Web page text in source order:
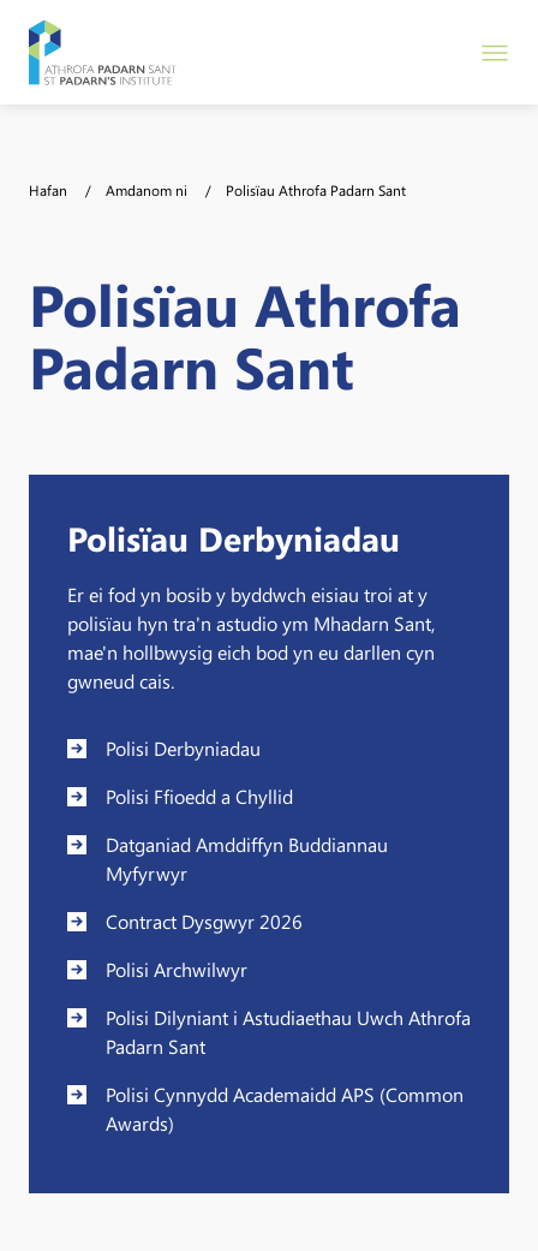
Hafan Amdanom ni Polisïau Athrofa Padarn Sant
Polisïau Athrofa
Padarn Sant
Polisïau Derbyniadau
Er ei fod yn bosib y byddwch eisiau troi at y
polisïau hyn tra'n astudio ym Mhadarn Sant,
mae'n hollbwysig eich bod yn eu darllen cyn
gwneud cais.
Polisi Derbyniadau
Polisi Ffioedd a Chyllid
Datganiad Amddiffyn Buddiannau
Myfyrwyr
Contract Dysgwyr 2026
Polisi Archwilwyr
Polisi Dilyniant i Astudiaethau Uwch Athrofa
Padarn Sant
Polisi Cynnydd Academaidd APS (Common
Awards)